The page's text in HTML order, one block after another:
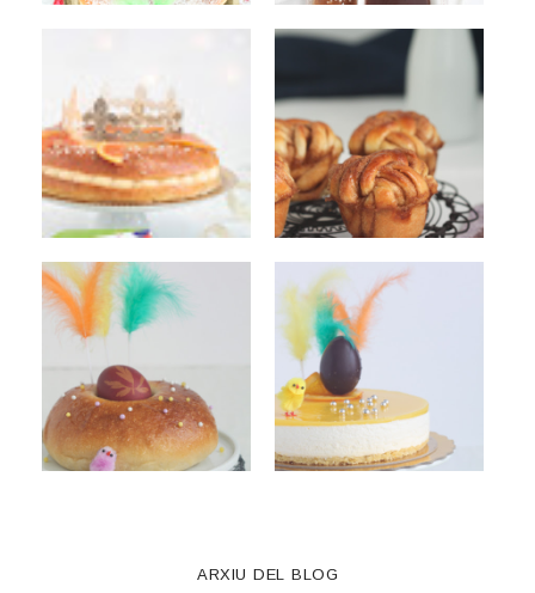
ARXIU DEL BLOG